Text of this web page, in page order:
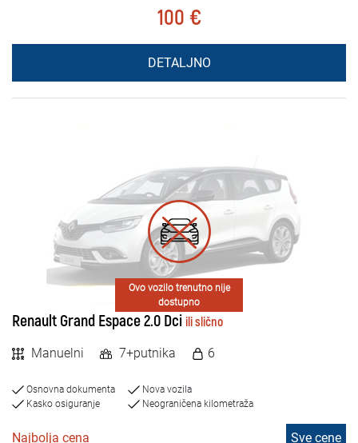
100 €
DETALJNO
Ovo vozilo trenutno nije
dostupno
Renault Grand Espace 2.0 Dci ili slično
Manuelni 7+putnika 6
Osnovna dokumenta
Kasko osiguranje
Nova vozila
Neograničena kilometraža
Najbolja cena Sve cene